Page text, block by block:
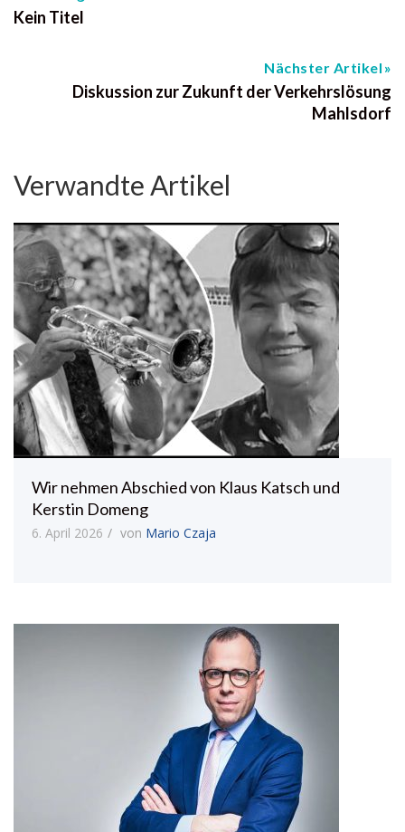
Kein Titel
Nächster Artikel
Diskussion zur Zukunft der Verkehrslösung
Mahlsdorf
Verwandte Artikel
Wir nehmen Abschied von Klaus Katsch und
Kerstin Domeng
6. April 2026 von Mario Czaja